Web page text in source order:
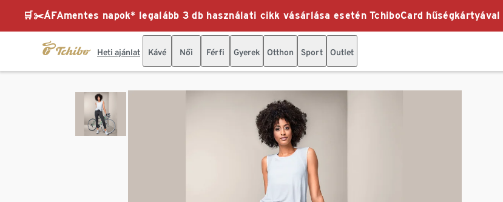
🛒✂️ÁFAmentes napok* legalább 3 db használati cikk vásárlása esetén TchiboCard
Heti ajánlat Kávé Női Férfi Gyerek Otthon Sport Outlet